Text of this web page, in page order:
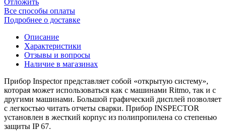
Все способы оплаты
Подробнее о доставке
Описание
Характеристики
Отзывы и вопросы
Наличие в магазинах
Прибор Inspector представляет собой «открытую систему»,
которая может использоваться как с машинами Ritmo, так и с
другими машинами. Большой графический дисплей позволяет
с легкостью читать отчеты сварки. Прибор INSPECTOR
установлен в жесткий корпус из полипропилена со степенью
защиты IP 67.